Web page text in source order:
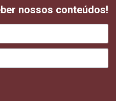
nossos conteúdos!